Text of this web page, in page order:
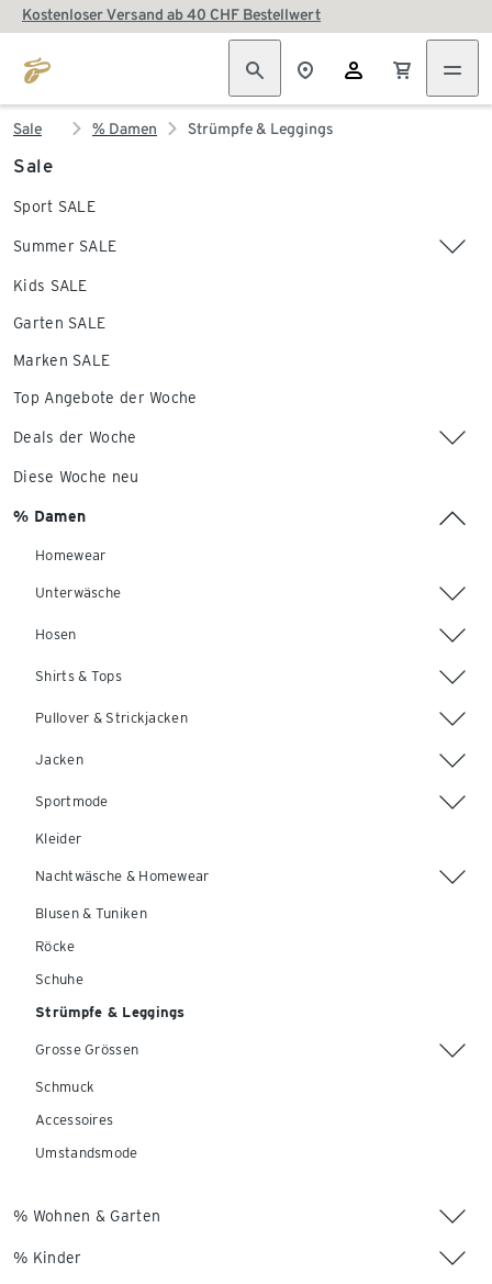
Kostenloser Versand ab 40 CHF Bestellwert
Sale % Damen Strümpfe & Leggings
Sale
Sport SALE
Summer SALE
Kids SALE
Garten SALE
Marken SALE
Top Angebote der Woche
Deals der Woche
Diese Woche neu
% Damen
Homewear
Unterwäsche
Hosen
Shirts & Tops
Pullover & Strickjacken
Jacken
Sportmode
Kleider
Nachtwäsche & Homewear
Blusen & Tuniken
Röcke
Schuhe
Strümpfe & Leggings
Grosse Grössen
Schmuck
Accessoires
Umstandsmode
% Wohnen & Garten
% Kinder